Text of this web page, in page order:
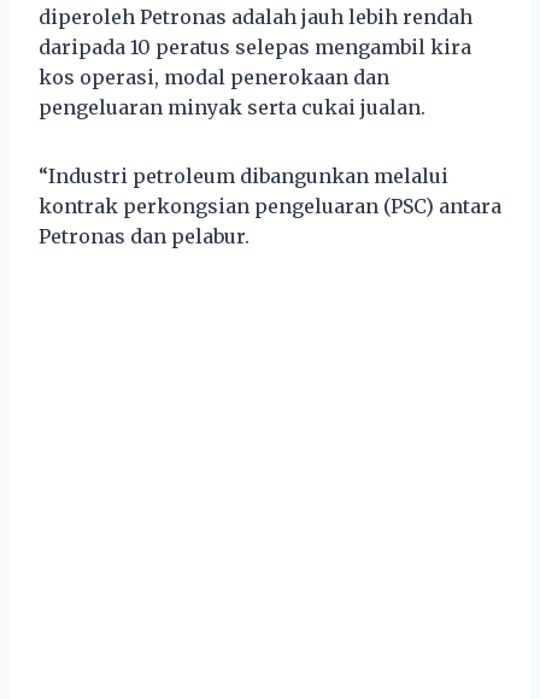
diperoleh Petronas adalah jauh lebih rendah
daripada 10 peratus selepas mengambil kira
kos operasi, modal penerokaan dan
pengeluaran minyak serta cukai jualan.
“Industri petroleum dibangunkan melalui
kontrak perkongsian pengeluaran (PSC) antara
Petronas dan pelabur.